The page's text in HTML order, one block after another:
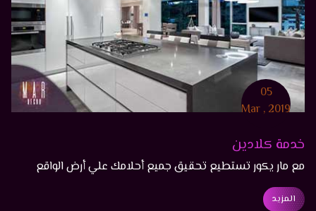
05
Mar , 2019
خدمة كلادين
مع مار يكور تستطيع تحقيق جميع أحلامك علي أرض الواقع
بجودة تفوق خيالك، مار ديكور واحد من أكبر شركات تصميم
المطابخ الكلادين الأصلي
المزيد